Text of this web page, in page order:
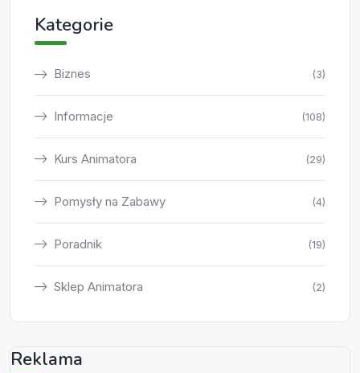
Kategorie
Biznes (3)
Informacje (108)
Kurs Animatora (29)
Pomysły na Zabawy (4)
Poradnik (19)
Sklep Animatora (2)
Reklama